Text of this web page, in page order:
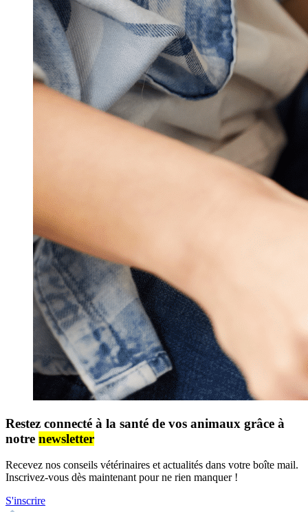
Restez connecté à la santé de vos animaux grâce à
notre newsletter
Recevez nos conseils vétérinaires et actualités dans votre boîte mail.
Inscrivez-vous dès maintenant pour ne rien manquer !
S'inscrire